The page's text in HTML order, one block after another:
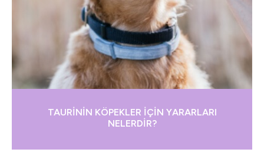
TAURİNİN KÖPEKLER İÇİN YARARLARI
NELERDİR?